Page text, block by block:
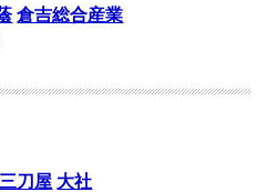
倉吉総合産業
三刀屋 大社